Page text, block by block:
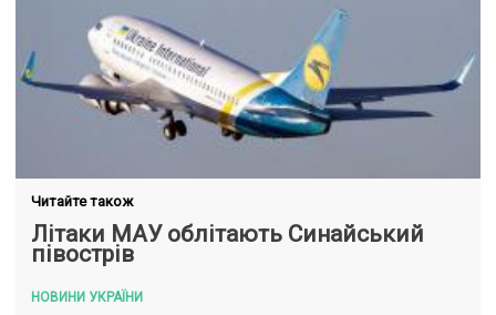
Читайте також
Літаки МАУ облітають Синайський
півострів
НОВИНИ УКРАЇНИ